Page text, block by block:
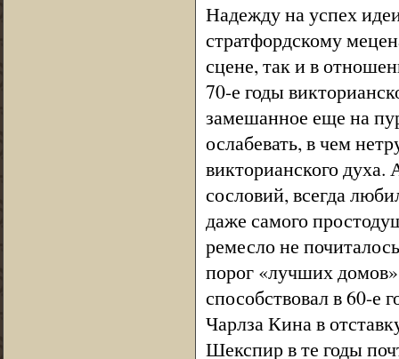
Надежду на успех
стратфордскому
сцене, так и в
70-е годы
замешанное еще на
ослабевать, в чем
викторианского
сословий, всегда
даже самого
ремесло не
порог «лучших
способствовал в 60-е
Чарлза Кина в
Шекспир в те годы